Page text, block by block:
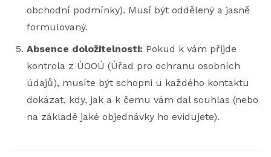
obchodní podmínky). Musí být oddělený a jasně
formulovaný.
Absence doložitelnosti: Pokud k vám přijde
kontrola z ÚOOÚ (Úřad pro ochranu osobních
údajů), musíte být schopni u každého kontaktu
dokázat, kdy, jak a k čemu vám dal souhlas (nebo
na základě jaké objednávky ho evidujete).